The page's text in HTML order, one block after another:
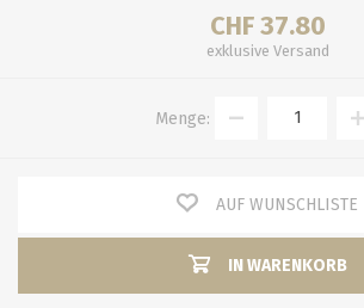
CHF 37.80
exklusive Versand
Menge:
AUF WUNSCHLISTE
IN WARENKORB